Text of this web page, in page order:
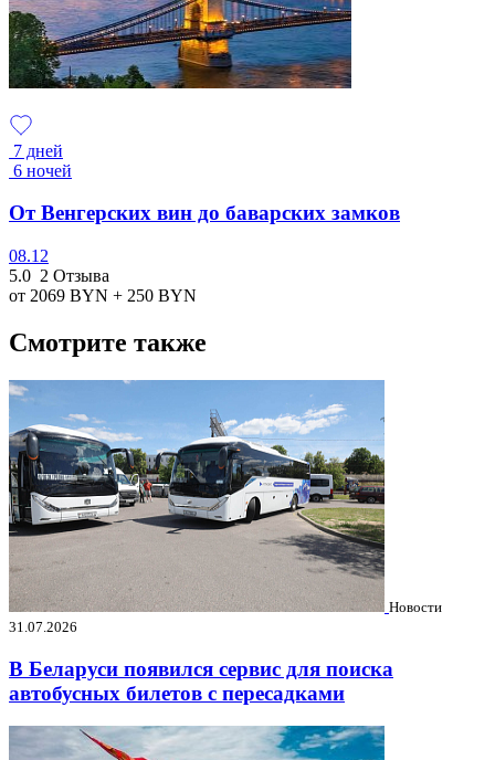
7 дней
6 ночей
От Венгерских вин до баварских замков
08.12
5.0 2 Отзыва
от 2069 BYN + 250 BYN
Смотрите также
Новости
31.07.2026
В Беларуси появился сервис для поиска
автобусных билетов с пересадками